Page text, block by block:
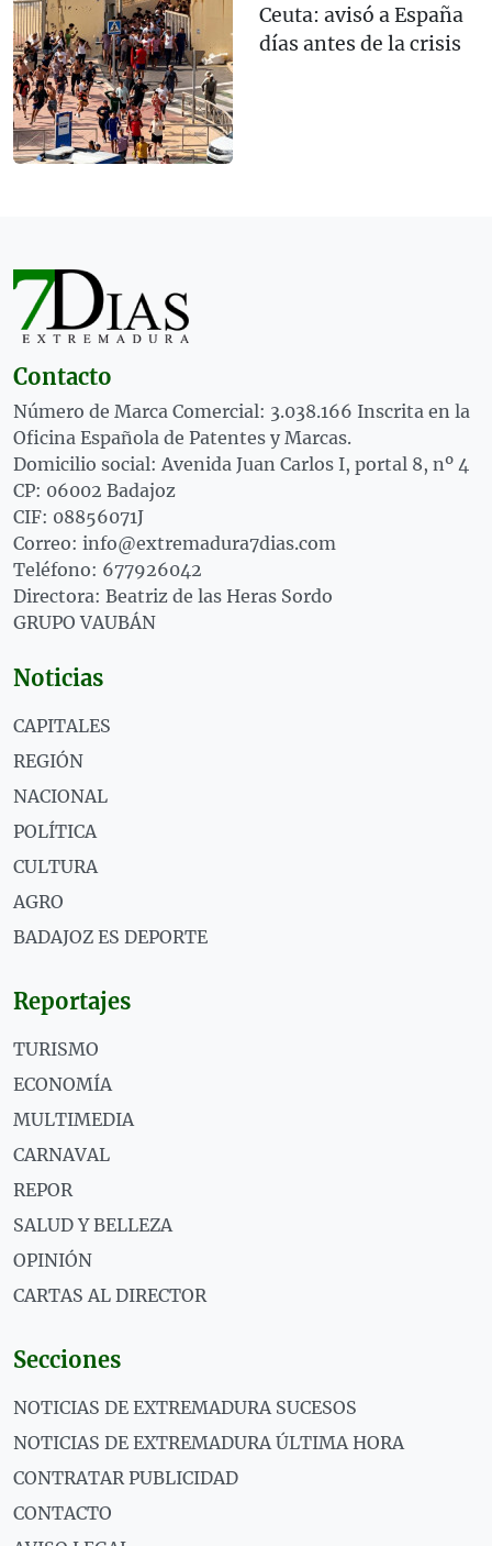
Ceuta: avisó a España
días antes de la crisis
Contacto
Número de Marca Comercial: 3.038.166 Inscrita en la
Oficina Española de Patentes y Marcas.
Domicilio social: Avenida Juan Carlos I, portal 8, nº 4
CP: 06002 Badajoz
CIF: 08856071J
Correo: info@extremadura7dias.com
Teléfono: 677926042
Directora: Beatriz de las Heras Sordo
GRUPO VAUBÁN
Noticias
CAPITALES
REGIÓN
NACIONAL
POLÍTICA
CULTURA
AGRO
BADAJOZ ES DEPORTE
Reportajes
TURISMO
ECONOMÍA
MULTIMEDIA
CARNAVAL
REPOR
SALUD Y BELLEZA
OPINIÓN
CARTAS AL DIRECTOR
Secciones
NOTICIAS DE EXTREMADURA SUCESOS
NOTICIAS DE EXTREMADURA ÚLTIMA HORA
CONTRATAR PUBLICIDAD
CONTACTO